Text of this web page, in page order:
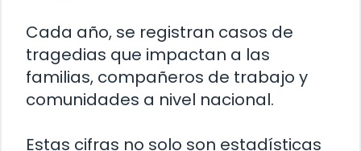
Cada año, se registran casos de
tragedias que impactan a las
familias, compañeros de trabajo y
comunidades a nivel nacional.
Estas cifras no solo son estadísticas